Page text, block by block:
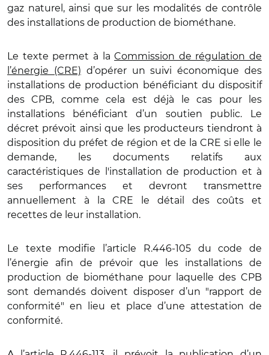
gaz naturel, ainsi que sur les modalités de contrôle
des installations de production de biométhane.
Le texte permet à laCommission de régulation de
l’énergie (CRE) d’opérer un suivi économique des
installations de production bénéficiant du dispositif
des CPB, comme cela est déjà le cas pour les
installations bénéficiant d’un soutien public.
Le
décret prévoit ainsi que les producteurs tiendront à
disposition du préfet de région et de la CRE si elle le
demande, les documents relatifs aux
caractéristiques de l'installation de production et à
ses performances et devront transmettre
annuellement à la CRE le détail des coûts et
recettes de leur installation.
Le texte modifie l’article R.446-105 du code de
l’énergie afin de prévoir que les installations de
production de biométhane pour laquelle des CPB
sont demandés doivent disposer d’un "rapport de
conformité" en lieu et place d’une attestation de
conformité.